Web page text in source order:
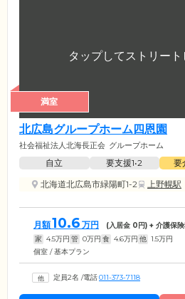
満室
北広島グループホーム四恩園
社会福祉法人北海長正会 グループホーム
自立 要支援1•2 要
北海道北広島市緑陽町1-2
上野幌駅
月額10.6 万円 (入居金 0円) + 介護保
家 4.5万円 管 0万円 食 4.6万円 他 1.5万円
個室 / 基本プラン
定員2名 /電話011-373-7118